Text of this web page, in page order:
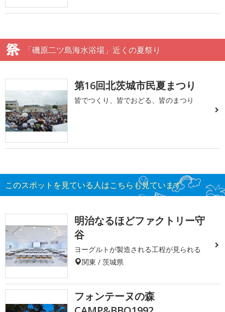
「磯原二ツ島海水浴場」近くの夏祭り
第16回北茨城市民夏まつり
皆でつくり、皆でおどる、皆のまつり
このスポットを見ている人はこちらも見ています
明治なるほどファクトリー守
谷
ヨーグルトが製造される工程が見られる
関東 / 茨城県
フォンテーヌの森